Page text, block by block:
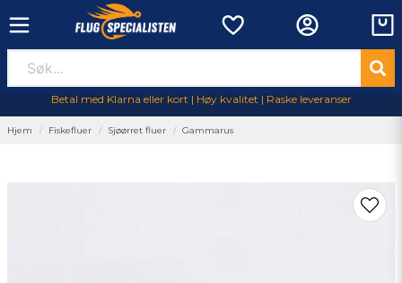
Betal med Klarna eller kort | Høy kvalitet | Raske leveranser
Hjem Fiskefluer Sjøørret fluer Gammarus